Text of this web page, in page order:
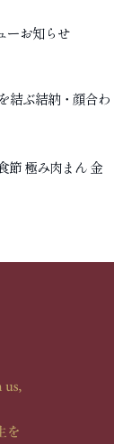
ーお知らせ
結ぶ結納・顔合わ
節 極み肉まん 金